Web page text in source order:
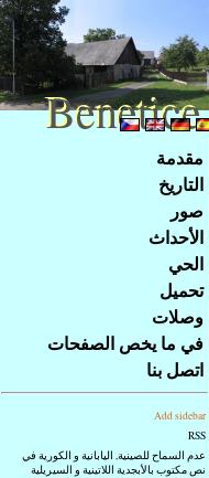
základní
strana
مقدمة
التاريخ
صور
الأحداث
الحي
تحميل
وصلات
في ما يخص الصفحات
اتصل بنا
Add sidebar
RSS
عدم السماح للصينية, اليابانية و الكورية في
نص مكتوب بالأبجدية اللاتينية و السيريلية
Benetice
Benetice